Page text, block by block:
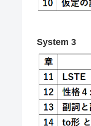
System 3